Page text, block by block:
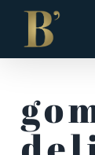
Skip
main